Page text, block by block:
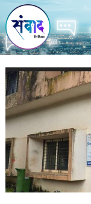
Skip
to
content